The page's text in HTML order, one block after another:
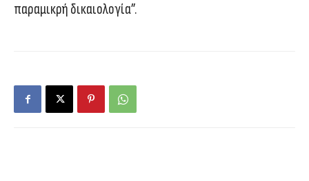
παραμικρή δικαιολογία”.